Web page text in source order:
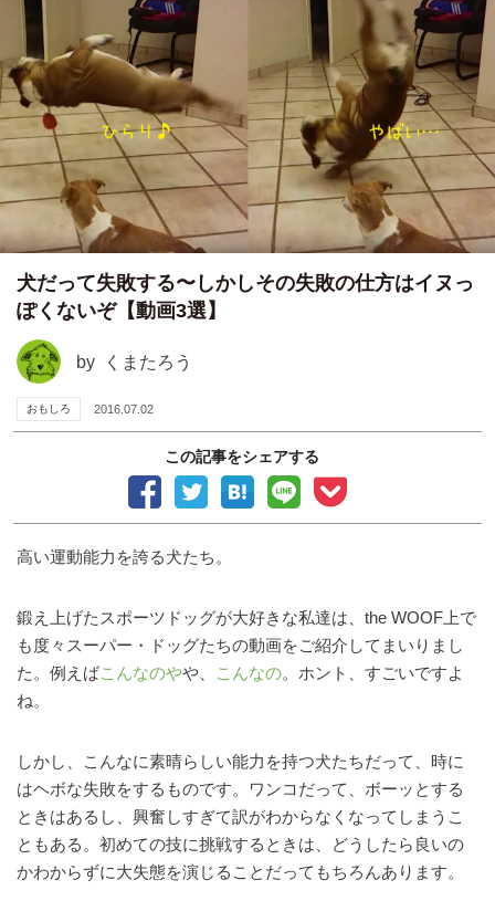
犬だって失敗する〜しかしその失敗の仕方はイヌっ
ぽくないぞ【動画3選】
by くまたろう
おもしろ 2016.07.02
この記事をシェアする
高い運動能力を誇る犬たち。
鍛え上げたスポーツドッグが大好きな私達は、the WOOF上で
も度々スーパー・ドッグたちの動画をご紹介してまいりまし
た。例えばこんなのやや、 こんなの。ホント、すごいですよ
ね。
しかし、こんなに素晴らしい能力を持つ犬たちだって、時に
はヘボな失敗をするものです。ワンコだって、ボーッとする
ときはあるし、興奮しすぎて訳がわからなくなってしまうこ
ともある。初めての技に挑戦するときは、どうしたら良いの
かわからずに大失態を演じることだってもちろんあります。